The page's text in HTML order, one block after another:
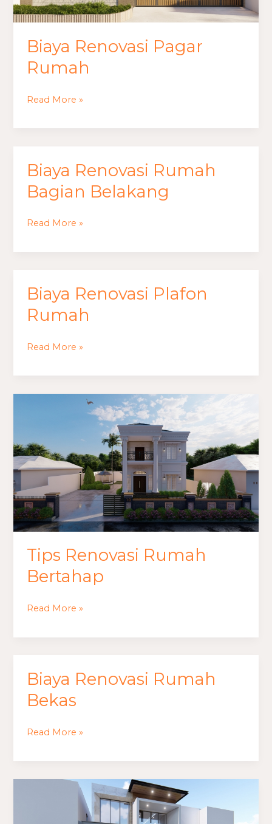
Biaya Renovasi Pagar
Rumah
Read More »
Biaya Renovasi Rumah
Bagian Belakang
Biaya
Renovasi
Rumah
Read More »
Biaya Renovasi Plafon
Rumah
Biaya
Renovasi
Plafon
Read More »
Tips Renovasi Rumah
Bertahap
Bertahap
Read More »
Biaya Renovasi Rumah
Bekas
Biaya
Renovasi
Rumah
Read More »